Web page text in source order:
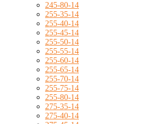
245-80-14
255-35-14
255-40-14
255-45-14
255-50-14
255-55-14
255-60-14
255-65-14
255-70-14
255-75-14
255-80-14
275-35-14
275-40-14